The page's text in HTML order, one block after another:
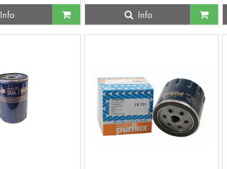
Info
Info